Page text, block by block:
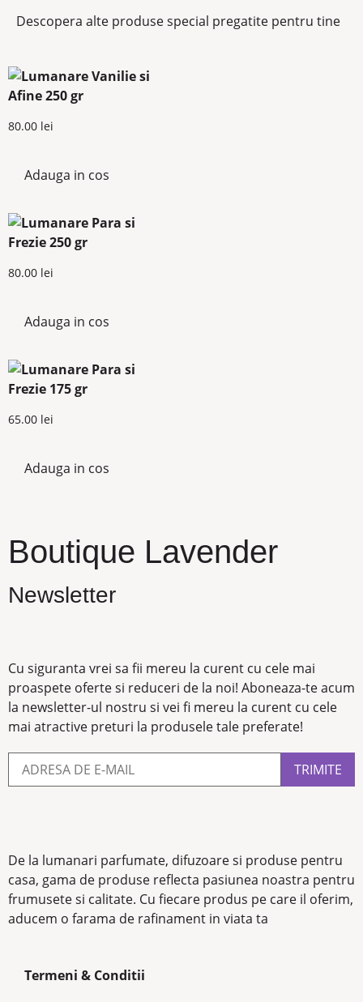
Descopera alte produse special pregatite pentru tine
80.00 lei
Adauga in cos
80.00 lei
Adauga in cos
65.00 lei
Adauga in cos
Boutique Lavender
Newsletter
Cu siguranta vrei sa fii mereu la curent cu cele mai
proaspete oferte si reduceri de la noi! Aboneaza-te acum
la newsletter-ul nostru si vei fi mereu la curent cu cele
mai atractive preturi la produsele tale preferate!
De la lumanari parfumate, difuzoare si produse pentru
casa, gama de produse reflecta pasiunea noastra pentru
frumusete si calitate. Cu fiecare produs pe care il oferim,
aducem o farama de rafinament in viata ta
Termeni & Conditii